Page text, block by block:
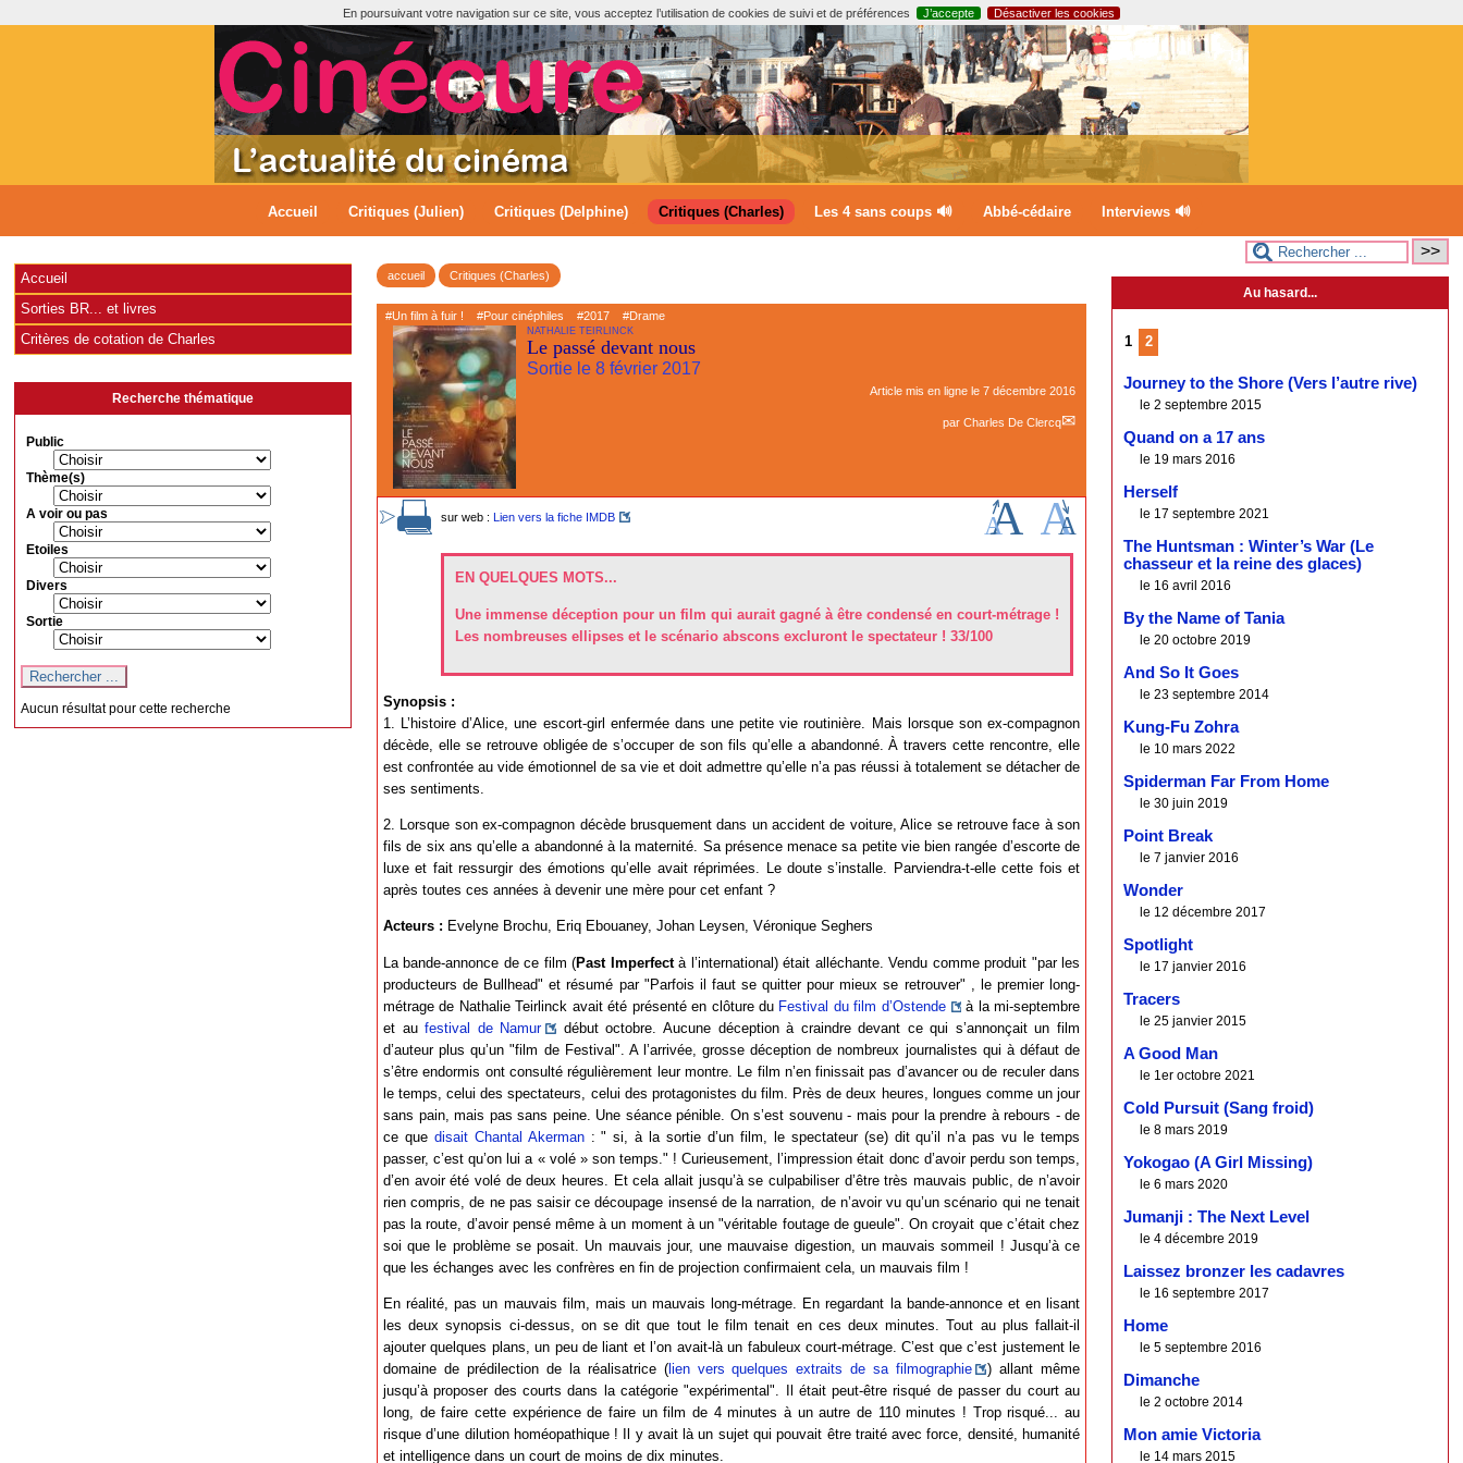
En poursuivant votre navigation sur ce site, vous acceptez l’utilisation de cookies de suivi et de préférences J’accepte Désactiver les cookies
Accueil Critiques (Julien) Critiques (Delphine) Critiques (Charles) Les 4 sans coups 🔊 Abbé-cédaire Interviews 🔊
accueil Critiques (Charles)
#Un film à fuir ! #Pour cinéphiles #2017 #Drame
NATHALIE TEIRLINCK
Le passé devant nous
Sortie le 8 février 2017
Article mis en ligne le 7 décembre 2016
par Charles De Clercq
EN QUELQUES MOTS...
Une immense déception pour un film qui aurait gagné à être condensé en court-métrage !
Les nombreuses ellipses et le scénario abscons excluront le spectateur ! 33/100
sur web : Lien vers la fiche IMDB
Synopsis :
1. L’histoire d’Alice, une escort-girl enfermée dans une petite vie routinière. Mais lorsque son ex-compagnon
décède, elle se retrouve obligée de s’occuper de son fils qu’elle a abandonné. À travers cette rencontre, elle
est confrontée au vide émotionnel de sa vie et doit admettre qu’elle n’a pas réussi à totalement se détacher de
ses sentiments.
2. Lorsque son ex-compagnon décède brusquement dans un accident de voiture, Alice se retrouve face à son
fils de six ans qu’elle a abandonné à la maternité. Sa présence menace sa petite vie bien rangée d’escorte de
luxe et fait ressurgir des émotions qu’elle avait réprimées. Le doute s’installe. Parviendra-t-elle cette fois et
après toutes ces années à devenir une mère pour cet enfant ?
Acteurs : Evelyne Brochu, Eriq Ebouaney, Johan Leysen, Véronique Seghers
La bande-annonce de ce film (Past Imperfectà l’international) était alléchante. Vendu comme produit "par les
producteurs de Bullhead" et résumé par "Parfois il faut se quitter pour mieux se retrouver" , le premier long-
métrage de Nathalie Teirlinck avait été présenté en clôture du Festival du film d’Ostende
à la mi-septembre
et aufestival de Namur
début octobre. Aucune déception à craindre devant ce qui s’annonçait un film
d’auteur plus qu’un "film de Festival". A l’arrivée, grosse déception de nombreux journalistes qui à défaut de
s’être endormis ont consulté régulièrement leur montre. Le film n’en finissait pas d’avancer ou de reculer dans
le temps, celui des spectateurs, celui des protagonistes du film. Près de deux heures, longues comme un jour
sans pain, mais pas sans peine. Une séance pénible. On s’est souvenu - mais pour la prendre à rebours - de
ce que disait Chantal Akerman: " si, à la sortie d’un film, le spectateur (se) dit qu’il n’a pas vu le temps
passer, c’est qu’on lui a « volé » son temps." ! Curieusement, l’impression était donc d’avoir perdu son temps,
d’en avoir été volé de deux heures. Et cela allait jusqu’à se culpabiliser d’être très mauvais public, de n’avoir
rien compris, de ne pas saisir ce découpage insensé de la narration, de n’avoir vu qu’un scénario qui ne tenait
pas la route, d’avoir pensé même à un moment à un "véritable foutage de gueule". On croyait que c’était chez
soi que le problème se posait. Un mauvais jour, une mauvaise digestion, un mauvais sommeil ! Jusqu’à ce
que les échanges avec les confrères en fin de projection confirmaient cela, un mauvais film !
En réalité, pas un mauvais film, mais un mauvais long-métrage. En regardant la bande-annonce et en lisant
les deux synopsis ci-dessus, on se dit que tout le film tenait en ces deux minutes. Tout au plus fallait-il
ajouter quelques plans, un peu de liant et l’on avait-là un fabuleux court-métrage. C’est que c’est justement le
domaine de prédilection de la réalisatrice (lien vers quelques extraits de sa filmographie
) allant même
jusqu’à proposer des courts dans la catégorie "expérimental". Il était peut-être risqué de passer du court au
long, de faire cette expérience de faire un film de 4 minutes à un autre de 110 minutes ! Trop risqué... au
risque d’une dilution homéopathique ! Il y avait là un sujet qui pouvait être traité avec force, densité, humanité
et intelligence dans un court de moins de dix minutes.
Accueil
Sorties BR... et livres
Critères de cotation de Charles
Recherche thématique
Public
Thème(s)
A voir ou pas
Etoiles
Divers
Sortie
Aucun résultat pour cette recherche
Au hasard...
1 2
Journey to the Shore (Vers l’autre rive)
le 2 septembre 2015
Quand on a 17 ans
le 19 mars 2016
Herself
le 17 septembre 2021
The Huntsman : Winter’s War (Le
chasseur et la reine des glaces)
le 16 avril 2016
By the Name of Tania
le 20 octobre 2019
And So It Goes
le 23 septembre 2014
Kung-Fu Zohra
le 10 mars 2022
Spiderman Far From Home
le 30 juin 2019
Point Break
le 7 janvier 2016
Wonder
le 12 décembre 2017
Spotlight
le 17 janvier 2016
Tracers
le 25 janvier 2015
A Good Man
le 1er octobre 2021
Cold Pursuit (Sang froid)
le 8 mars 2019
Yokogao (A Girl Missing)
le 6 mars 2020
Jumanji : The Next Level
le 4 décembre 2019
Laissez bronzer les cadavres
le 16 septembre 2017
Home
le 5 septembre 2016
Dimanche
le 2 octobre 2014
Mon amie Victoria
le 14 mars 2015